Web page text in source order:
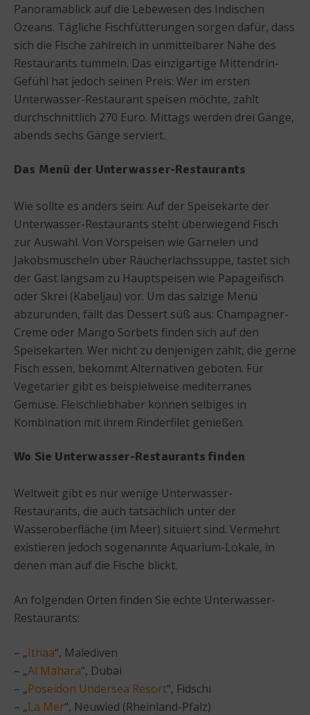
Panoramablick auf die Lebewesen des Indischen
Ozeans. Tägliche Fischfütterungen sorgen dafür, dass
sich die Fische zahlreich in unmittelbarer Nähe des
Restaurants tummeln. Das einzigartige Mittendrin-
Gefühl hat jedoch seinen Preis: Wer im ersten
Unterwasser-Restaurant speisen möchte, zahlt
durchschnittlich 270 Euro. Mittags werden drei Gänge,
abends sechs Gänge serviert.
Das Menü der Unterwasser-Restaurants
Wie sollte es anders sein: Auf der Speisekarte der
Unterwasser-Restaurants steht überwiegend Fisch
zur Auswahl. Von Vorspeisen wie Garnelen und
Jakobsmuscheln über Räucherlachssuppe, tastet sich
der Gast langsam zu Hauptspeisen wie Papageifisch
oder Skrei (Kabeljau) vor. Um das salzige Menü
abzurunden, fällt das Dessert süß aus: Champagner-
Creme oder Mango Sorbets finden sich auf den
Speisekarten. Wer nicht zu denjenigen zählt, die gerne
Fisch essen, bekommt Alternativen geboten. Für
Vegetarier gibt es beispielweise mediterranes
Gemüse. Fleischliebhaber können selbiges in
Kombination mit ihrem Rinderfilet genießen.
Wo Sie Unterwasser-Restaurants finden
Weltweit gibt es nur wenige Unterwasser-
Restaurants, die auch tatsächlich unter der
Wasseroberfläche (im Meer) situiert sind. Vermehrt
existieren jedoch sogenannte Aquarium-Lokale, in
denen man auf die Fische blickt.
An folgenden Orten finden Sie echte Unterwasser-
Restaurants:
– „Ithaa“, Malediven
– „Al Mahara“, Dubai
– „Poseidon Undersea Resort“, Fidschi
– „La Mer“, Neuwied (Rheinland-Pfalz)